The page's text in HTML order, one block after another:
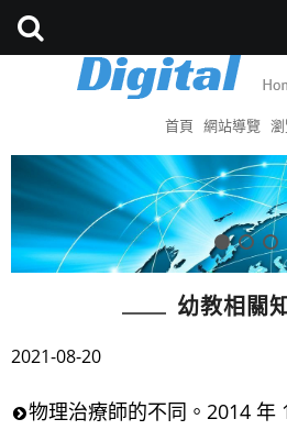
首頁 網站導覽
幼教相關
2021-08-20
物理治療師的不同。2014 年